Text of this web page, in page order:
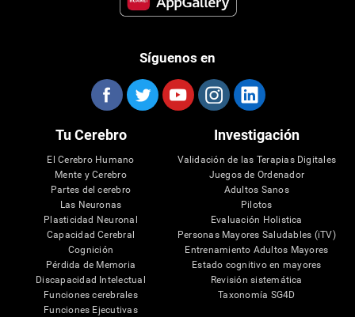
Síguenos en
Tu Cerebro
El Cerebro Humano
Mente y Cerebro
Partes del cerebro
Las Neuronas
Plasticidad Neuronal
Capacidad Cerebral
Cognición
Pérdida de Memoria
Discapacidad Intelectual
Funciones cerebrales
Funciones Ejecutivas
Investigación
Validación de las Terapias Digitales
Juegos de Ordenador
Adultos Sanos
Pilotos
Evaluación Holistica
Personas Mayores Saludables (iTV)
Entrenamiento Adultos Mayores
Estado cognitivo en mayores
Revisión sistemática
Taxonomía SG4D